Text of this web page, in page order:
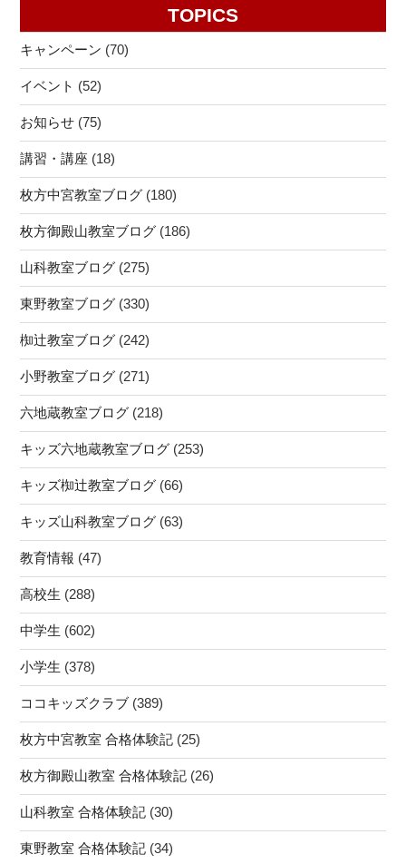
TOPICS
キャンペーン (70)
イベント (52)
お知らせ (75)
講習・講座 (18)
枚方中宮教室ブログ (180)
枚方御殿山教室ブログ (186)
山科教室ブログ (275)
東野教室ブログ (330)
椥辻教室ブログ (242)
小野教室ブログ (271)
六地蔵教室ブログ (218)
キッズ六地蔵教室ブログ (253)
キッズ椥辻教室ブログ (66)
キッズ山科教室ブログ (63)
教育情報 (47)
高校生 (288)
中学生 (602)
小学生 (378)
ココキッズクラブ (389)
枚方中宮教室 合格体験記 (25)
枚方御殿山教室 合格体験記 (26)
山科教室 合格体験記 (30)
東野教室 合格体験記 (34)